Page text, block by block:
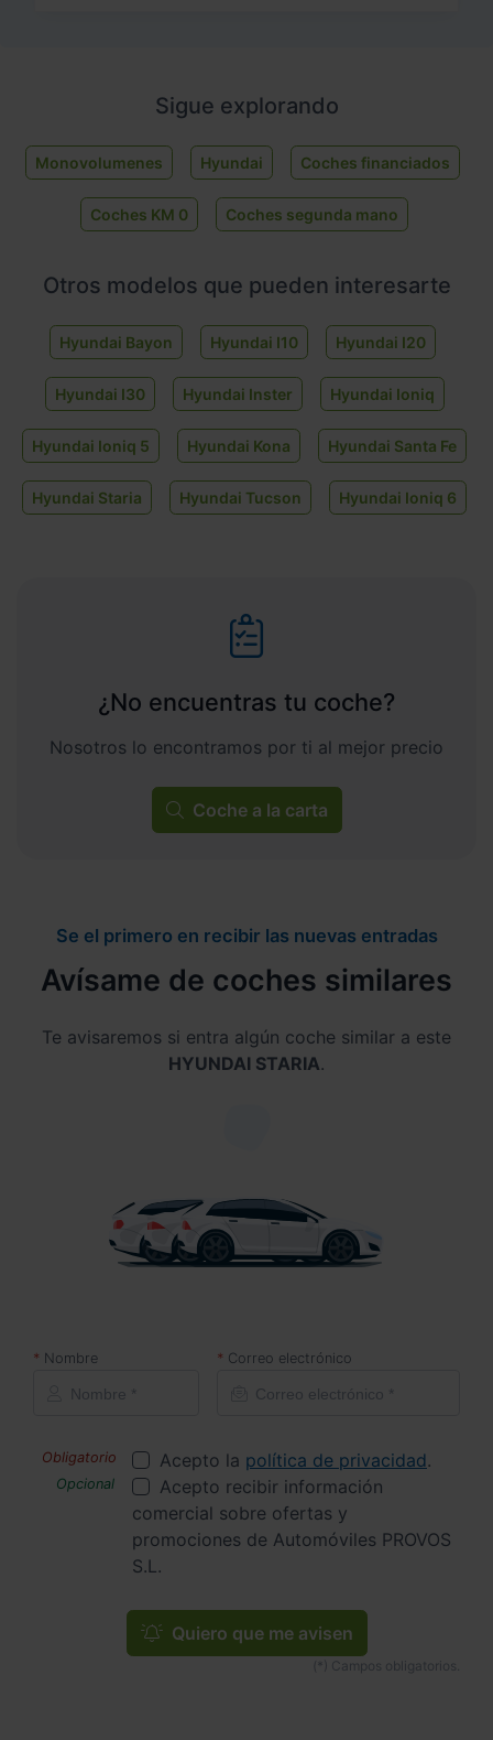
Sigue explorando
Monovolumenes Hyundai Coches financiados
Coches KM 0 Coches segunda mano
Otros modelos que pueden interesarte
Hyundai Bayon Hyundai I10 Hyundai I20
Hyundai I30 Hyundai Inster Hyundai Ioniq
Hyundai Ioniq 5 Hyundai Kona Hyundai Santa Fe
Hyundai Staria Hyundai Tucson Hyundai Ioniq 6
¿No encuentras tu coche?
Nosotros lo encontramos por ti al mejor precio
Coche a la carta
Se el primero en recibir las nuevas entradas
Avísame de coches similares
Te avisaremos si entra algún coche similar a este
HYUNDAI STARIA.
Nombre Correo electrónico
Acepto la política de privacidad.
Acepto recibir información
comercial sobre ofertas y
promociones de Automóviles PROVOS
S.L.
Quiero que me avisen